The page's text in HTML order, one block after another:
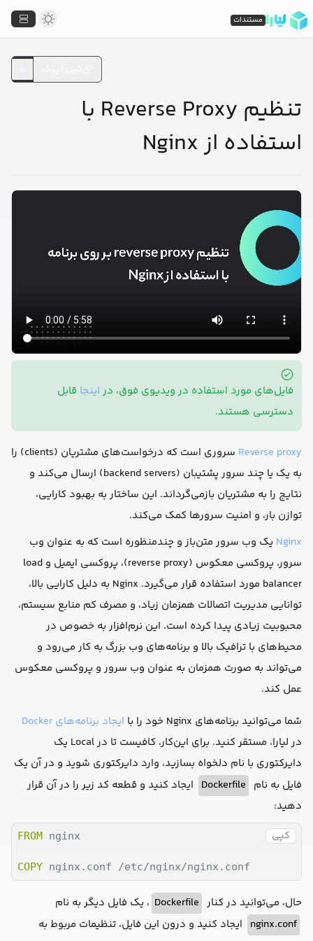
تنظیم Reverse Proxy با
استفاده از Nginx
فایل‌های مورد استفاده در ویدیوی فوق، در اینجا قابل
دسترسی هستند.
Reverse proxy
سروری است که درخواست‌های مشتریان (clients) را
به یک یا چند سرور پشتیبان (backend servers) ارسال می‌کند و
نتایج را به مشتریان بازمی‌گرداند. این ساختار به بهبود کارایی،
توازن بار، و امنیت سرورها کمک می‌کند.
Nginx یک وب سرور متن‌باز و چندمنظوره است که به عنوان وب
سرور، پروکسی معکوس (reverse proxy)، پروکسی ایمیل و load
balancer مورد استفاده قرار می‌گیرد. Nginx به دلیل کارایی بالا،
توانایی مدیریت اتصالات همزمان زیاد، و مصرف کم منابع سیستم،
محبوبیت زیادی پیدا کرده است. این نرم‌افزار به خصوص در
محیط‌های با ترافیک بالا و برنامه‌های وب بزرگ به کار می‌رود و
می‌تواند به صورت همزمان به عنوان وب سرور و پروکسی معکوس
عمل کند.
شما می‌توانید برنامه‌های Nginx خود را با
ایجاد برنامه‌های Docker
در لیارا، مستقر کنید. برای این‌کار، کافیست تا در Local یک
دایرکتوری با نام دلخواه بسازید، وارد دایرکتوری شوید و در آن یک
فایل به نام Dockerfile ایجاد کنید و قطعه کد زیر را در آن قرار
دهید:
کپی FROM nginx
COPY nginx.conf /etc/nginx/nginx.conf
حال، می‌توانید در کنار Dockerfile ، یک فایل دیگر به نام
nginx.conf ایجاد کنید و درون این فایل، تنظیمات مربوط به
مستندات